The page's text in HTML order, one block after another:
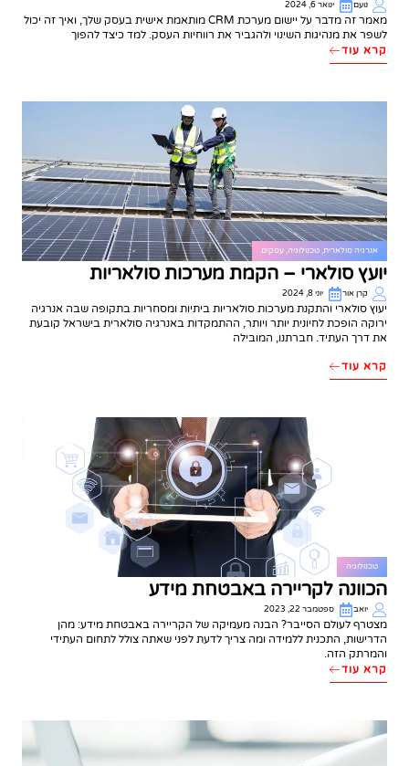
נועם ינואר 6, 2024
מאמר זה מדבר על יישום מערכת CRM מותאמת אישית בעסק שלך, ואיך זה יכול
לשפר את מנהיגות השינוי ולהגביר את רווחיות העסק. למד כיצד להפוך
קרא עוד
אנרגיה סולארית, טכנולוגיה, עסקים
יועץ סולארי – הקמת מערכות סולאריות
קרן אור יוני 8, 2024
יעוץ סולארי והתקנת מערכות סולאריות ביתיות ומסחריות בתקופה שבה אנרגיה
ירוקה הופכת לחיונית יותר ויותר, ההתמקדות באנרגיה סולארית בישראל קובעת
את דרך העתיד. חברתנו, המובילה
קרא עוד
טכנולוגיה
הכוונה לקריירה באבטחת מידע
יואב ספטמבר 22, 2023
מצטרף לעולם הסייבר? הבנה מעמיקה של הקריירה באבטחת מידע: מהן
הדרישות, התכנית ללמידה ומה צריך לדעת לפני שאתה צולל לתחום העתידי
והמרתק הזה.
קרא עוד